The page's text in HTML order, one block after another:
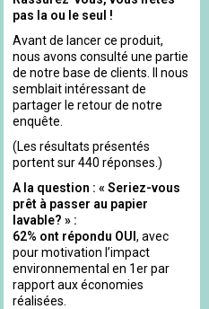
pas la ou le seul !
Avant de lancer ce produit,
nous avons consulté une partie
de notre base de clients. Il nous
semblait intéressant de
partager le retour de notre
enquête.
(Les résultats présentés
portent sur 440 réponses.)
A la question : « Seriez-vous
prêt à passer au papier
lavable? » :
62% ont répondu OUI , avec
pour motivation l’impact
environnemental en 1er par
rapport aux économies
réalisées.